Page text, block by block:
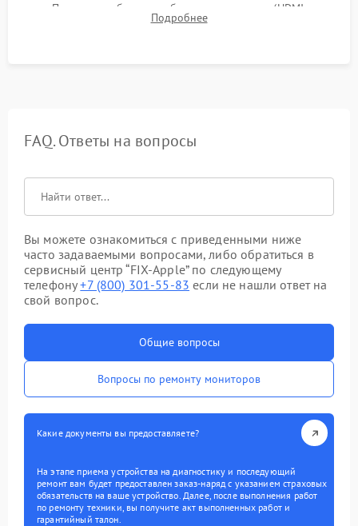
Проверка работоспособности всех портов (HDMI,
DisplayPort, VGA) и кнопок управления под нагрузкой в
Подробнее
FAQ. Ответы на вопросы
Вы можете ознакомиться с приведенными ниже
часто задаваемыми вопросами, либо обратиться в
сервисный центр “FIX-Apple” по следующему
телефону+7 (800) 301-55-83 если не нашли ответ на
свой вопрос.
Общие вопросы
Вопросы по ремонту мониторов
Какие документы вы предоставляете?
На этапе приема устройства на диагностику и последующий
ремонт вам будет предоставлен заказ-наряд с указанием страховых
обязательств на ваше устройство. Далее, после выполнения работ
по ремонту техники, вы получите акт выполненных работ и
гарантийный талон.